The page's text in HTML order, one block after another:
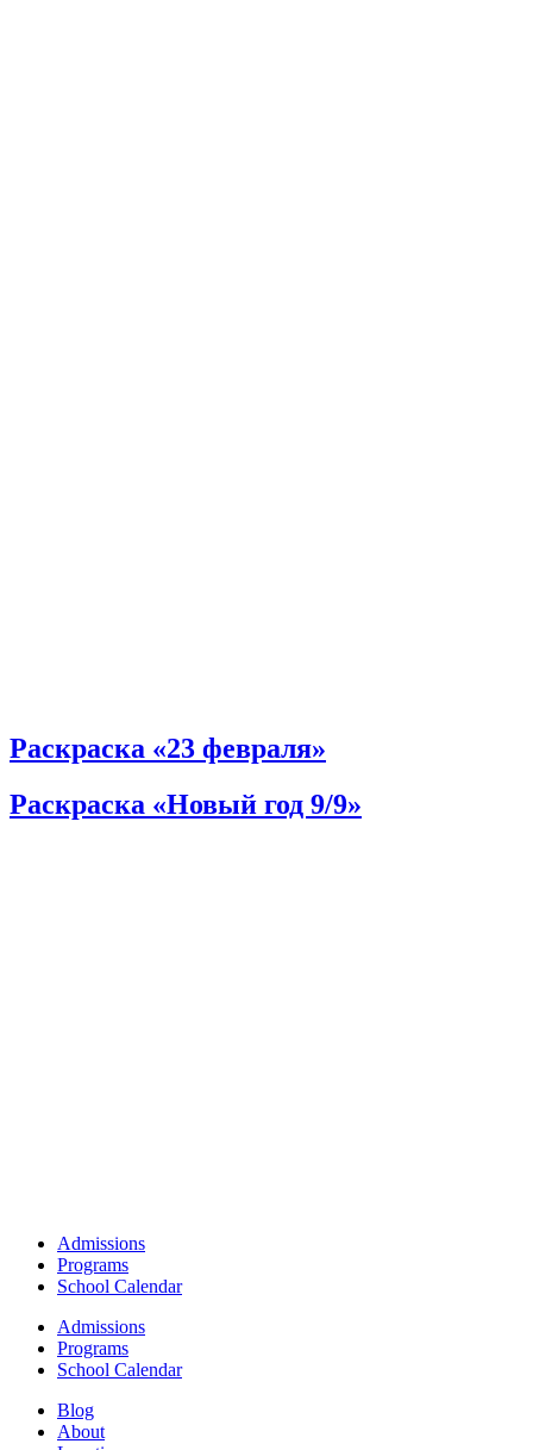
Раскраска «23 февраля»
Раскраска «Новый год 9/9»
Admissions
Programs
School Calendar
Admissions
Programs
School Calendar
Blog
About